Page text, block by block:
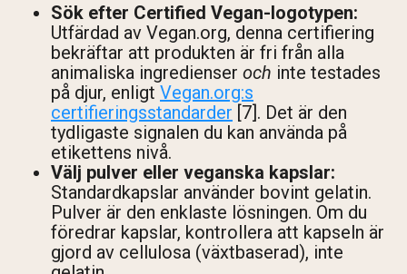
Sök efter Certified Vegan-logotypen:
Utfärdad av Vegan.org, denna certifiering
bekräftar att produkten är fri från alla
animaliska ingredienser och inte testades
på djur, enligt Vegan.org:s
certifieringsstandarder [7]. Det är den
tydligaste signalen du kan använda på
etikettens nivå.
Välj pulver eller veganska kapslar:
Standardkapslar använder bovint gelatin.
Pulver är den enklaste lösningen. Om du
föredrar kapslar, kontrollera att kapseln är
gjord av cellulosa (växtbaserad), inte